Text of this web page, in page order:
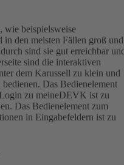
wie beispielsweise
den meisten Fällen groß und
sind sie gut erreichbar
sind die interaktiven
dem Karussell zu klein und
Das Bedienelement
zu meineDEVK ist zu
Das Bedienelement zum
in Eingabefeldern ist zu